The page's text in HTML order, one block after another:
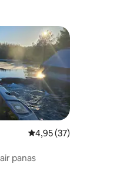
Nilai rata-rata 4,95
4,95 (37)
panas